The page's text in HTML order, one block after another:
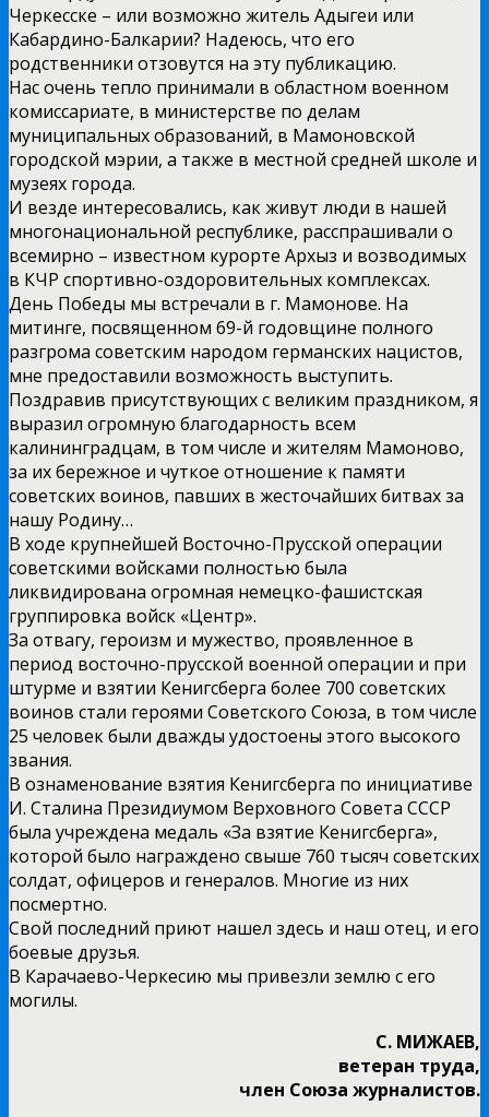
Черкесске – или возможно житель Адыгеи или
Кабардино-Балкарии? Надеюсь, что его
родственники отзовутся на эту публикацию.
Нас очень тепло принимали в областном военном
комиссариате, в министерстве по делам
муниципальных образований, в Мамоновской
городской мэрии, а также в местной средней школе и
музеях города.
И везде интересовались, как живут люди в нашей
многонациональной республике, расспрашивали о
всемирно – известном курорте Архыз и возводимых
в КЧР спортивно-оздоровительных комплексах.
День Победы мы встречали в г. Мамонове. На
митинге, посвященном 69-й годовщине полного
разгрома советским народом германских нацистов,
мне предоставили возможность выступить.
Поздравив присутствующих с великим праздником, я
выразил огромную благодарность всем
калининградцам, в том числе и жителям Мамоново,
за их бережное и чуткое отношение к памяти
советских воинов, павших в жесточайших битвах за
нашу Родину…
В ходе крупнейшей Восточно-Прусской операции
советскими войсками полностью была
ликвидирована огромная немецко-фашистская
группировка войск «Центр».
За отвагу, героизм и мужество, проявленное в
период восточно-прусской военной операции и при
штурме и взятии Кенигсберга более 700 советских
воинов стали героями Советского Союза, в том числе
25 человек были дважды удостоены этого высокого
звания.
В ознаменование взятия Кенигсберга по инициативе
И. Сталина Президиумом Верховного Совета СССР
была учреждена медаль «За взятие Кенигсберга»,
которой было награждено свыше 760 тысяч советских
солдат, офицеров и генералов. Многие из них
посмертно.
Свой последний приют нашел здесь и наш отец, и его
боевые друзья.
В Карачаево-Черкесию мы привезли землю с его
могилы.
С. МИЖАЕВ,
ветеран труда,
член Союза журналистов.